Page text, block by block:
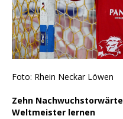
Foto: Rhein Neckar Löwen
Zehn
Weltmeister lernen